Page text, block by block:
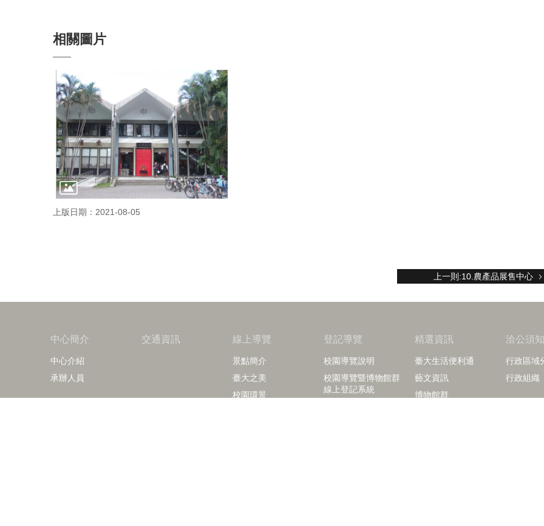
相關圖片
上版日期：2021-08-05
上一則:10.農產品展售中心
中心簡介
中心介紹
承辦人員
交通資訊 線上導覽
景點簡介
臺大之美
校園環景
登記導覽
校園導覽說明
校園導覽暨博物館群
線上登記系統
精選資訊
臺大生活便利通
藝文資訊
博物館群
洽公須知
行政區域
行政組織